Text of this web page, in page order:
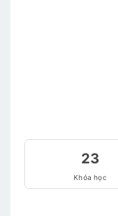
23
Khóa học